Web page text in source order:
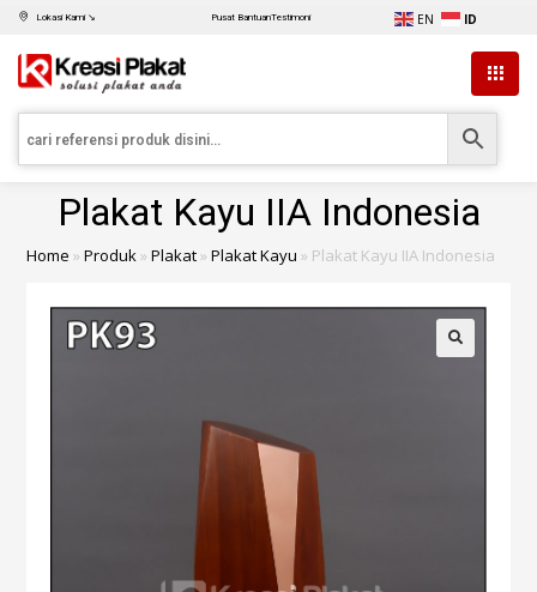
Lokasi Kami ↘ Pusat BantuanTestimoni EN ID
Plakat Kayu IIA Indonesia
Home »Produk»Plakat»Plakat Kayu » Plakat Kayu IIA Indonesia